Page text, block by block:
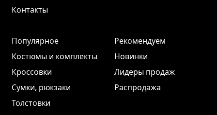
Контакты
Популярное
Костюмы и комплекты
Кроссовки
Сумки, рюкзаки
Толстовки
Рекомендуем
Новинки
Лидеры продаж
Распродажа